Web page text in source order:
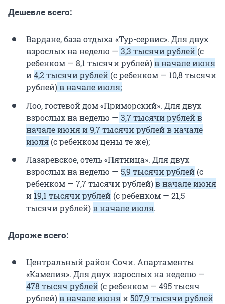
Дешевле всего:
Вардане, база отдыха «Тур-сервис». Для двух
взрослых на неделю — 3,3 тысячи рублей (с
ребенком — 8,1 тысячи рублей)в начале июня
и4,2 тысячи рублей (с ребенком — 10,8 тысячи
рублей)в начале июля;
Лоо, гостевой дом «Приморский». Для двух
взрослых на неделю — 3,7 тысячи рублей в
начале июня и 9,7 тысячи рублей в начале
июля (с ребенком цены те же);
Лазаревское, отель «Пятница». Для двух
взрослых на неделю — 5,9 тысячи рублей (с
ребенком — 7,7 тысячи рублей)в начале июня
и 19,1 тысячи рублей (с ребенком — 21,5
тысячи рублей)в начале июля.
Дороже всего:
Центральный район Сочи. Апартаменты
«Камелия». Для двух взрослых на неделю —
478 тысяч рублей (с ребенком — 495 тысяч
рублей)в начале июняи507,9 тысячи рублей